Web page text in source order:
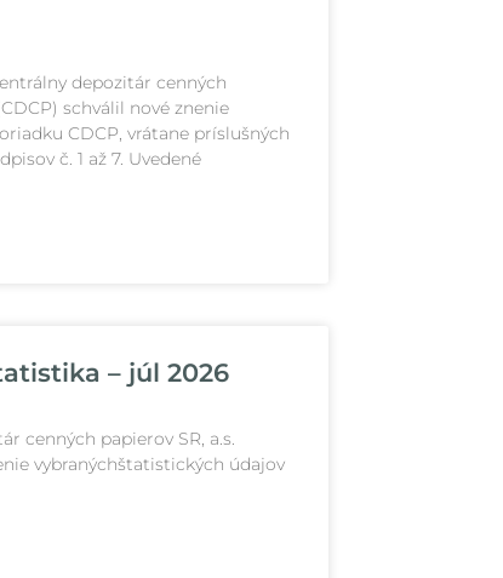
depozitár cenných
schválil nové znenie
CDCP, vrátane príslušných
č. 1 až 7. Uvedené
– júl 2026
cenných papierov SR, a.s.
vybranýchštatistických údajov